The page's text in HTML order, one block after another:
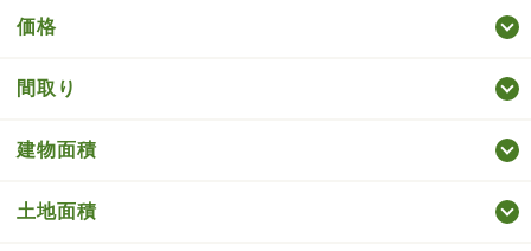
価格
間取り
建物面積
土地面積